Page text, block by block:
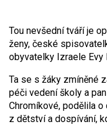
Tou nevšední tváří je
ženy, české
obyvatelky Izraele Evy
Ta se s žáky zmíněné
péči vedení školy a
Chromíkové, podělila
z dětství a dospívání,